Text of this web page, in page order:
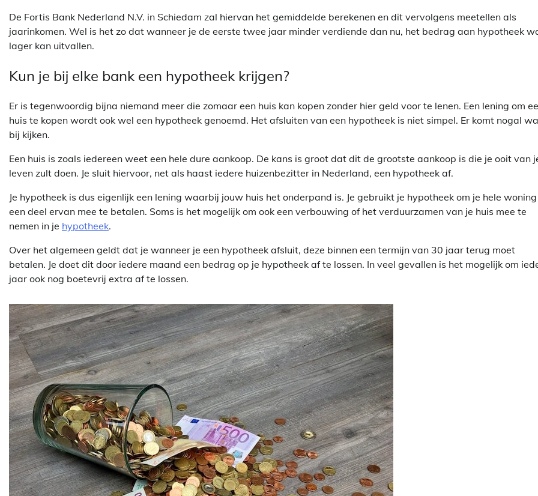
De Fortis Bank Nederland N.V. in Schiedam zal hiervan het gemiddelde berekenen en dit vervolgens meetellen als
jaarinkomen. Wel is het zo dat wanneer je de eerste twee jaar minder verdiende dan nu, het bedrag aan hypotheek
lager kan uitvallen.
Kun je bij elke bank een hypotheek krijgen?
Er is tegenwoordig bijna niemand meer die zomaar een huis kan kopen zonder hier geld voor te lenen. Een lening om
huis te kopen wordt ook wel een hypotheek genoemd. Het afsluiten van een hypotheek is niet simpel. Er komt nogal
bij kijken.
Een huis is zoals iedereen weet een hele dure aankoop. De kans is groot dat dit de grootste aankoop is die je ooit van
leven zult doen. Je sluit hiervoor, net als haast iedere huizenbezitter in Nederland, een hypotheek af.
Je hypotheek is dus eigenlijk een lening waarbij jouw huis het onderpand is. Je gebruikt je hypotheek om je hele
een deel ervan mee te betalen. Soms is het mogelijk om ook een verbouwing of het verduurzamen van je huis mee te
nemen in je hypotheek.
Over het algemeen geldt dat je wanneer je een hypotheek afsluit, deze binnen een termijn van 30 jaar terug moet
betalen. Je doet dit door iedere maand een bedrag op je hypotheek af te lossen. In veel gevallen is het mogelijk om
jaar ook nog boetevrij extra af te lossen.